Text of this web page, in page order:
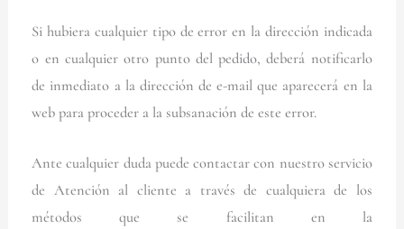
Si hubiera cualquier tipo de error en la dirección indicada
o en cualquier otro punto del pedido, deberá notificarlo
de inmediato a la dirección de e-mail que aparecerá en la
web para proceder a la subsanación de este error.
Ante cualquier duda puede contactar con nuestro servicio
de Atención al cliente a través de cualquiera de los
métodos que se facilitan en la